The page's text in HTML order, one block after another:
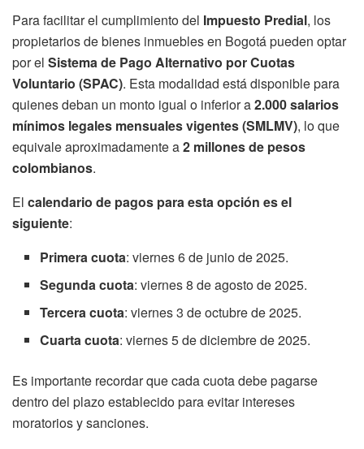
Para facilitar el cumplimiento del Impuesto Predial, los
propietarios de bienes inmuebles en Bogotá pueden optar
por el Sistema de Pago Alternativo por Cuotas
Voluntario (SPAC). Esta modalidad está disponible para
quienes deban un monto igual o inferior a2.000 salarios
mínimos legales mensuales vigentes (SMLMV), lo que
equivale aproximadamente a2 millones de pesos
colombianos.
El calendario de pagos para esta opción es el
siguiente:
Primera cuota: viernes 6 de junio de 2025.
Segunda cuota: viernes 8 de agosto de 2025.
Tercera cuota: viernes 3 de octubre de 2025.
Cuarta cuota: viernes 5 de diciembre de 2025.
Es importante recordar que cada cuota debe pagarse
dentro del plazo establecido para evitar intereses
moratorios y sanciones.